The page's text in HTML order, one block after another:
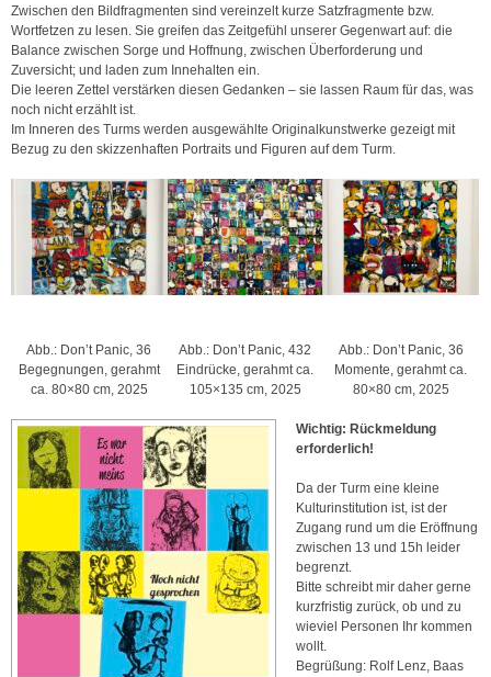
Zwischen den Bildfragmenten sind vereinzelt kurze Satzfragmente bzw.
Wortfetzen zu lesen. Sie greifen das Zeitgefühl unserer Gegenwart auf: die
Balance zwischen Sorge und Hoffnung, zwischen Überforderung und
Zuversicht; und laden zum Innehalten ein.
Die leeren Zettel verstärken diesen Gedanken – sie lassen Raum für das, was
noch nicht erzählt ist.
Im Inneren des Turms werden ausgewählte Originalkunstwerke gezeigt mit
Bezug zu den skizzenhaften Portraits und Figuren auf dem Turm.
Abb.: Don’t Panic, 36
Begegnungen, gerahmt
ca. 80×80 cm, 2025
Abb.: Don’t Panic, 432
Eindrücke, gerahmt ca.
105×135 cm, 2025
Abb.: Don’t Panic, 36
Momente, gerahmt ca.
80×80 cm, 2025
Wichtig: Rückmeldung
erforderlich!
Da der Turm eine kleine
Kulturinstitution ist, ist der
Zugang rund um die Eröffnung
zwischen 13 und 15h leider
begrenzt.
Bitte schreibt mir daher gerne
kurzfristig zurück, ob und zu
wieviel Personen Ihr kommen
wollt.
Begrüßung: Rolf Lenz, Baas